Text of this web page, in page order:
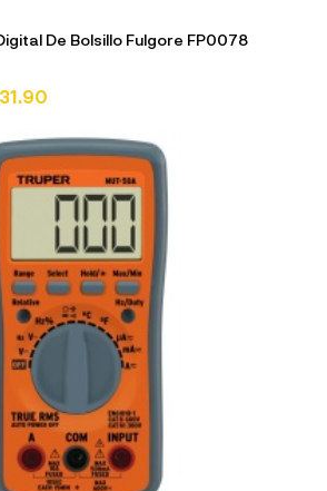
De Bolsillo Fulgore FP0078